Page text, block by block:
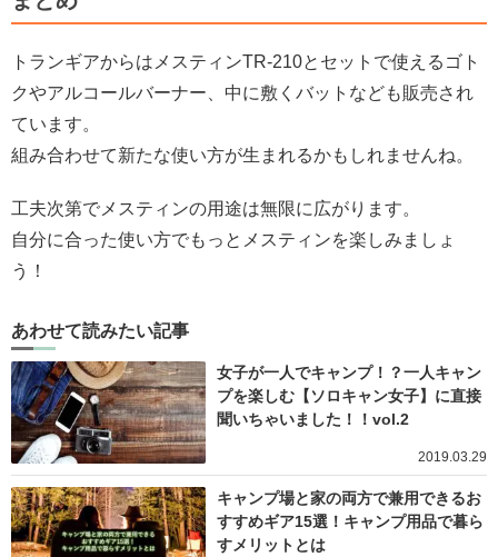
トランギアからはメスティンTR-210とセットで使えるゴト
クやアルコールバーナー、中に敷くバットなども販売され
ています。
組み合わせて新たな使い方が生まれるかもしれませんね。
工夫次第でメスティンの用途は無限に広がります。
自分に合った使い方でもっとメスティンを楽しみましょ
う！
あわせて読みたい記事
女子が一人でキャンプ！？一人キャン
プを楽しむ【ソロキャン女子】に直接
聞いちゃいました！！vol.2
2019.03.29
キャンプ場と家の両方で兼用できるお
すすめギア15選！キャンプ用品で暮ら
すメリットとは